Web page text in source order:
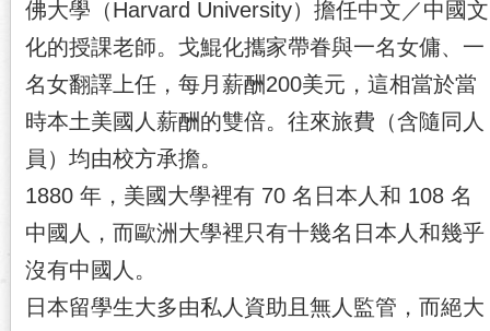
佛大學（Harvard University）擔任中文／中國文
化的授課老師。戈鯤化攜家帶眷與一名女傭、一
名女翻譯上任，每月薪酬200美元，這相當於當
時本土美國人薪酬的雙倍。往來旅費（含隨同人
員）均由校方承擔。
1880 年，美國大學裡有 70 名日本人和 108 名
中國人，而歐洲大學裡只有十幾名日本人和幾乎
沒有中國人。
日本留學生大多由私人資助且無人監管，而絕大